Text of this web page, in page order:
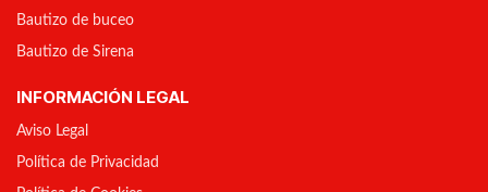
Bautizo de buceo
Bautizo de Sirena
INFORMACIÓN LEGAL
Aviso Legal
Política de Privacidad